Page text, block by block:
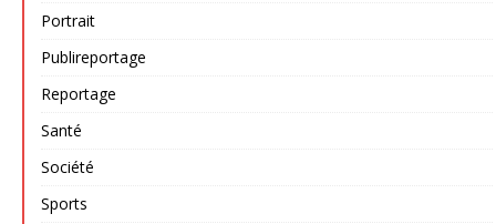
Portrait
Publireportage
Reportage
Santé
Société
Sports